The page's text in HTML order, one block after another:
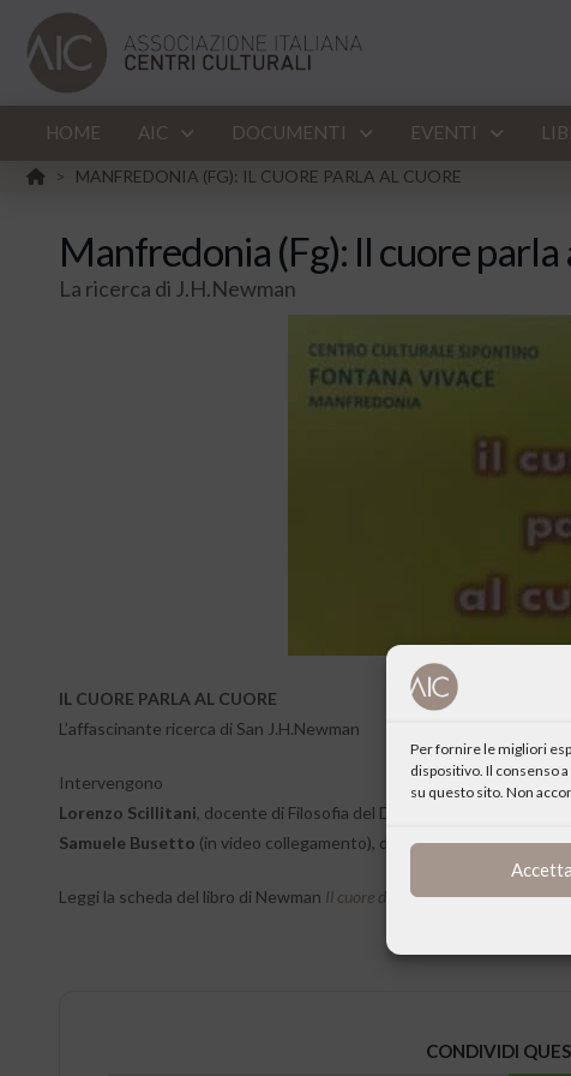
Per fornire le migliori
dispositivo. Il consenso
su questo sito. Non
Accetta
HOME AIC DOCUMENTI EVENTI
HOME
> MANFREDONIA (FG): IL CUORE PARLA AL CUORE
Manfredonia (Fg): Il cuore parla
La ricerca di J.H.Newman
IL CUORE PARLA AL CUORE
L’affascinante ricerca di San J.H.Newman
Intervengono
Lorenzo Scillitani, docente di Filosofia del Diritto Università del
Samuele Busetto (in video collegamento), docente di filosofia e
Leggi la scheda del libro di Newman Il cuore del mondo
CONDIVIDI